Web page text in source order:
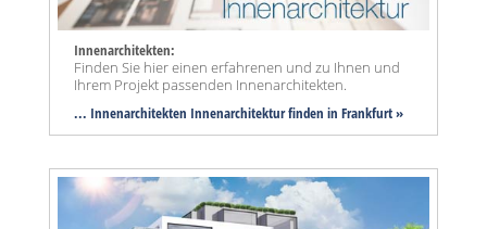
Innenarchitekten:
Finden Sie hier einen erfahrenen und zu Ihnen und
Ihrem Projekt passenden Innenarchitekten.
... Innenarchitekten Innenarchitektur finden in Frankfurt »